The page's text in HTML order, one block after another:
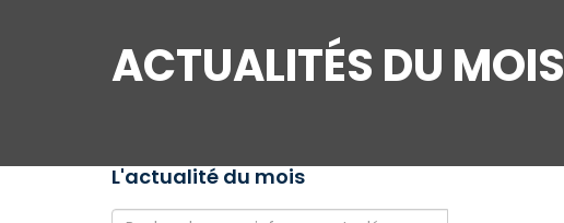
ACTUALITÉS DU MOIS
L'actualité du mois